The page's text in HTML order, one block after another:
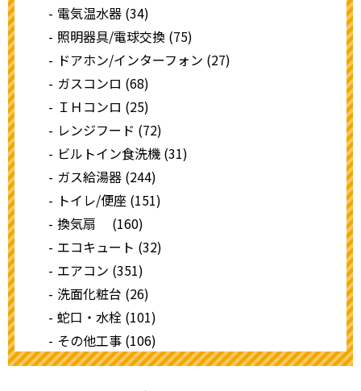
電気温水器 (34)
照明器具/電球交換 (75)
ドアホン/インターフォン (27)
ガスコンロ (68)
ＩＨコンロ (25)
レンジフード (72)
ビルトイン食洗機 (31)
ガス給湯器 (244)
トイレ/便座 (151)
換気扇 (160)
エコキュート (32)
エアコン (351)
洗面化粧台 (26)
蛇口・水栓 (101)
その他工事 (106)